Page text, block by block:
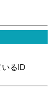
るID